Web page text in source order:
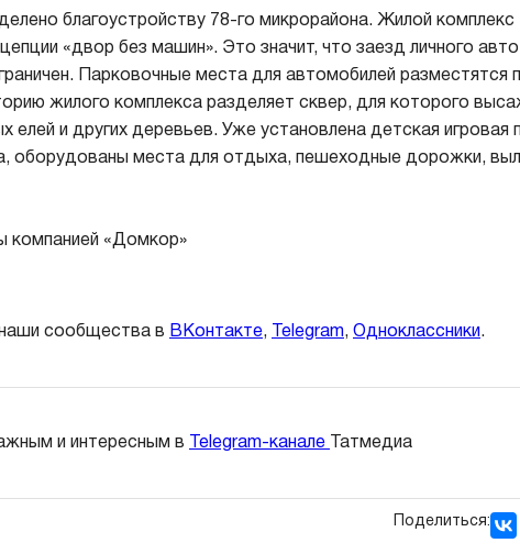
благоустройству 78-го микрорайона. Жилой комплекс
«двор без машин». Это значит, что заезд личного
Парковочные места для автомобилей разместятся
жилого комплекса разделяет сквер, для которого
елей и других деревьев. Уже установлена детская игровая
оборудованы места для отдыха, пешеходные дорожки,
компанией «Домкор»
сообщества в ВКонтакте, Telegram, Одноклассники.
и интересным в Telegram-канале Татмедиа
Поделиться: